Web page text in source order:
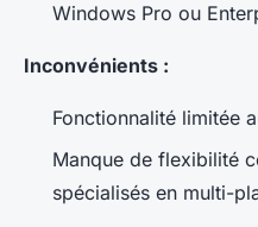
Windows Pro ou
Inconvénients :
Fonctionnalité limitée
Manque de flexibilité
spécialisés en multi-